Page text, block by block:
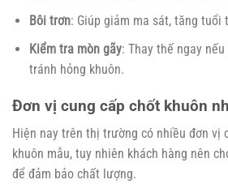
Bôi trơn: Giúp giảm ma sát, tăng tuổi
Kiểm tra mòn gãy: Thay thế ngay
tránh hỏng khuôn.
Đơn vị cung cấp chốt khuôn
Hiện nay trên thị trường có nhiều đơn vị
khuôn mẫu, tuy nhiên khách hàng nên
để đảm bảo chất lượng.